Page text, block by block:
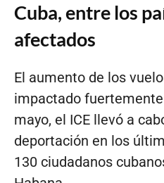
Cuba, entre los
afectados
El aumento de los
impactado
mayo, el ICE llevó a
deportación en los
130 ciudadanos